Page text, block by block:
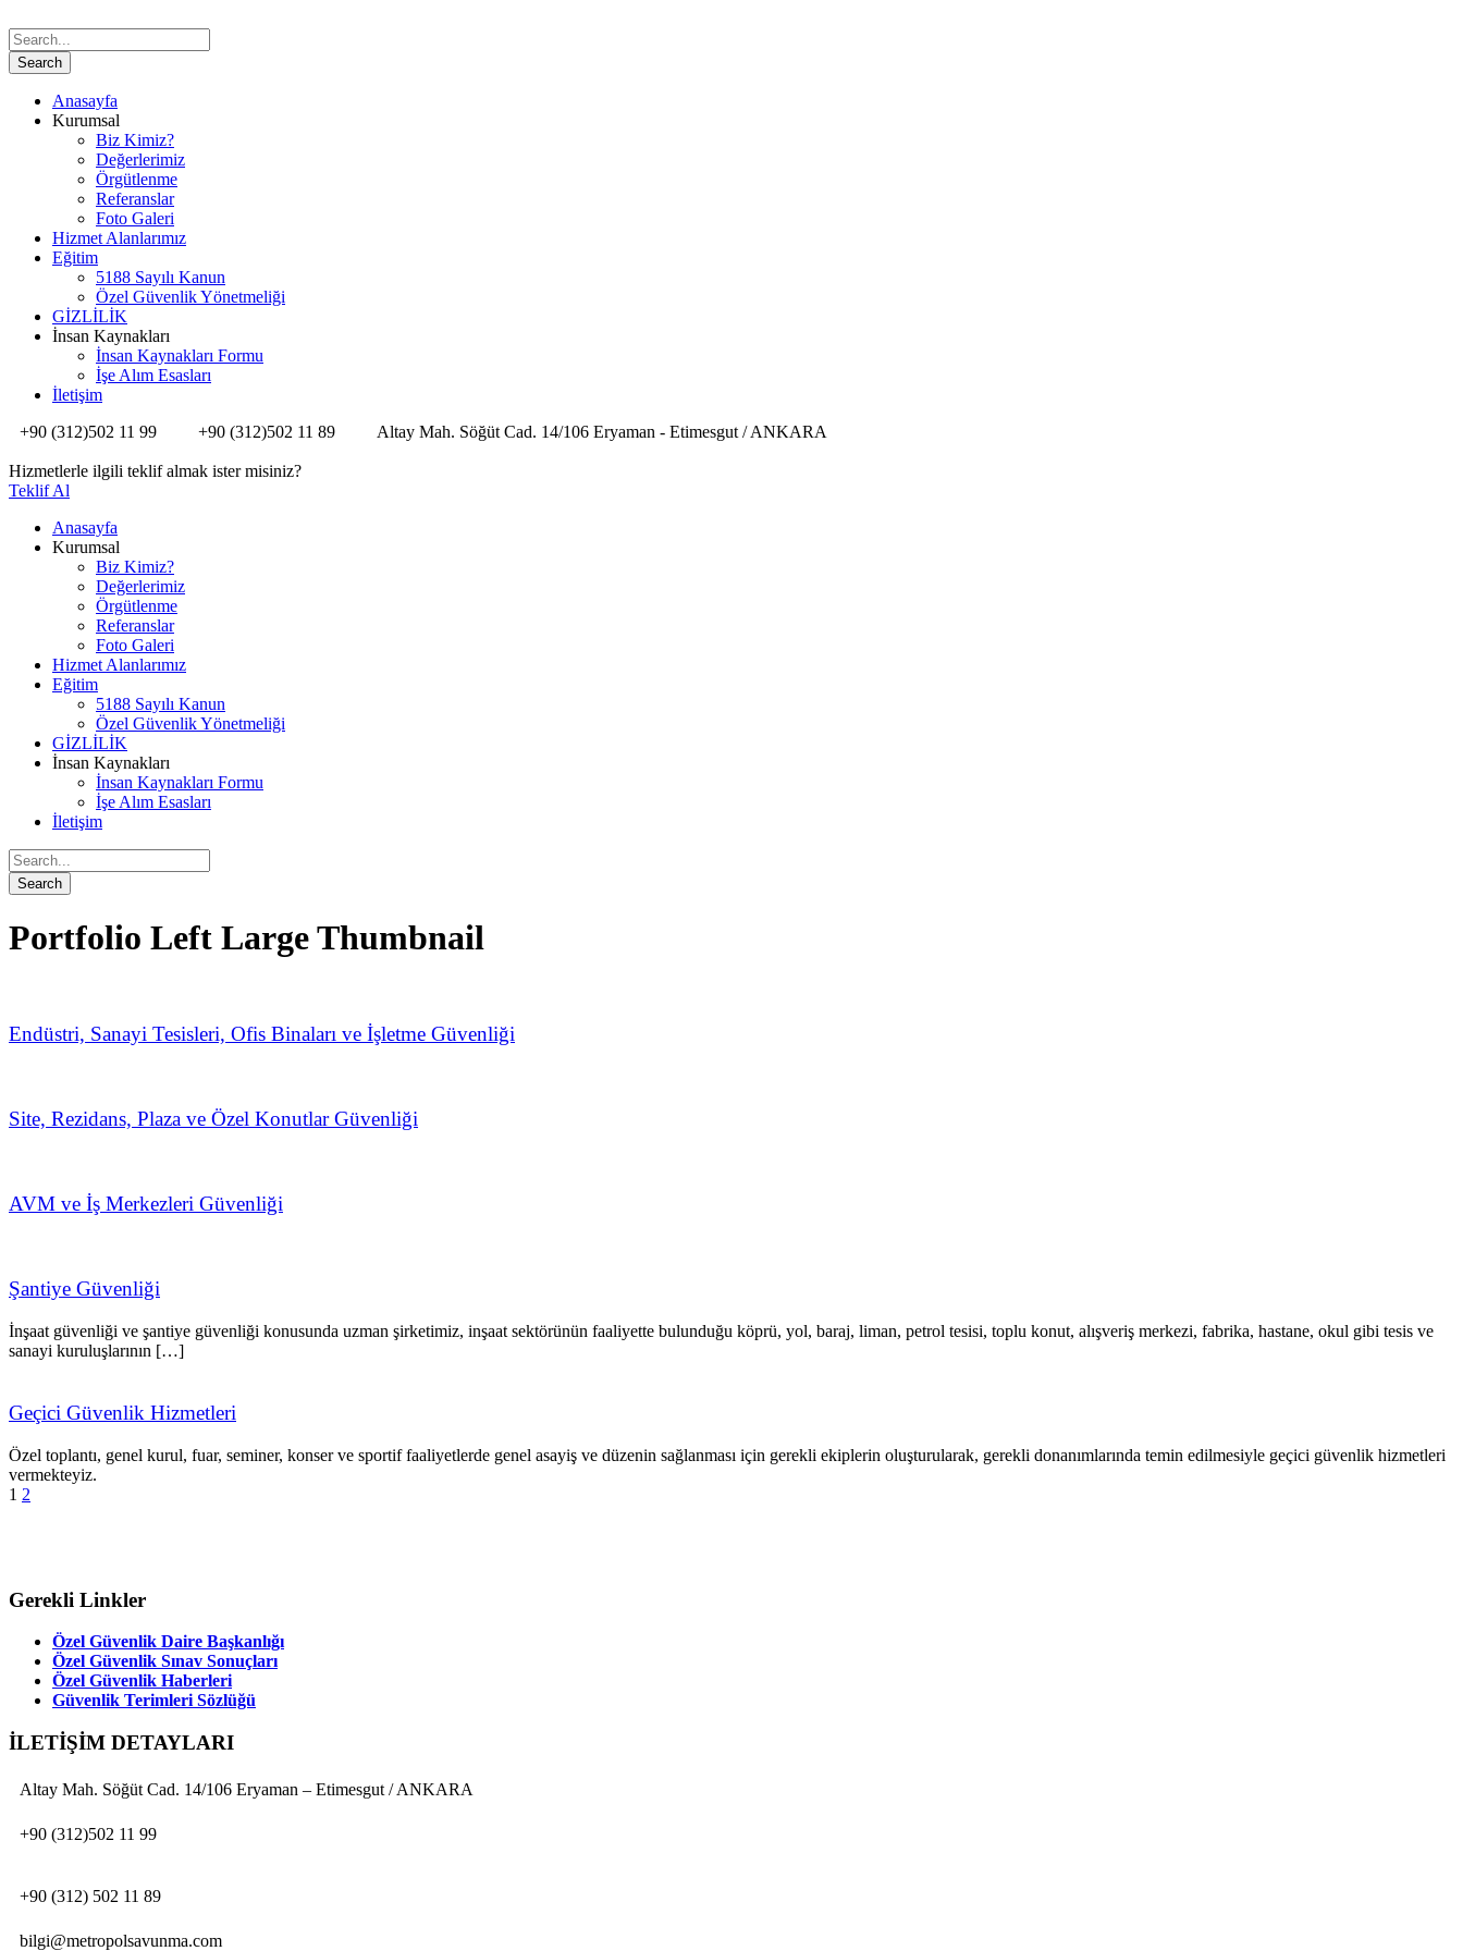
Anasayfa
Kurumsal
Biz Kimiz?
Değerlerimiz
Örgütlenme
Referanslar
Foto Galeri
Hizmet Alanlarımız
Eğitim
5188 Sayılı Kanun
Özel Güvenlik Yönetmeliği
GİZLİLİK
İnsan Kaynakları
İnsan Kaynakları Formu
İşe Alım Esasları
İletişim
+90 (312)502 11 99
+90 (312)502 11 89 Altay Mah. Söğüt Cad. 14/106 Eryaman - Etimesgut / ANKARA
Hizmetlerle ilgili teklif almak ister misiniz?
Teklif Al
Anasayfa
Kurumsal
Biz Kimiz?
Değerlerimiz
Örgütlenme
Referanslar
Foto Galeri
Hizmet Alanlarımız
Eğitim
5188 Sayılı Kanun
Özel Güvenlik Yönetmeliği
GİZLİLİK
İnsan Kaynakları
İnsan Kaynakları Formu
İşe Alım Esasları
İletişim
Portfolio Left Large Thumbnail
Endüstri, Sanayi Tesisleri, Ofis Binaları ve İşletme Güvenliği
Site, Rezidans, Plaza ve Özel Konutlar Güvenliği
AVM ve İş Merkezleri Güvenliği
Şantiye Güvenliği
İnşaat güvenliği ve şantiye güvenliği konusunda uzman şirketimiz, inşaat sektörünün faaliyette bulunduğu köprü, yol, baraj, liman, petrol tesisi, toplu konut, alışveriş merkezi, fabrika, hastane, okul gibi tesis ve
sanayi kuruluşlarının […]
Geçici Güvenlik Hizmetleri
Özel toplantı, genel kurul, fuar, seminer, konser ve sportif faaliyetlerde genel asayiş ve düzenin sağlanması için gerekli ekiplerin oluşturularak, gerekli donanımlarında temin edilmesiyle geçici güvenlik hizmetleri
vermekteyiz.
1 2
Gerekli Linkler
Özel Güvenlik Daire Başkanlığı
Özel Güvenlik Sınav Sonuçları
Özel Güvenlik Haberleri
Güvenlik Terimleri Sözlüğü
İLETİŞİM DETAYLARI
Altay Mah. Söğüt Cad. 14/106 Eryaman – Etimesgut / ANKARA
+90 (312)502 11 99
+90 (312) 502 11 89
bilgi@metropolsavunma.com